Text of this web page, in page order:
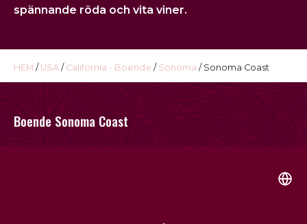
spännande röda och vita viner.
HEM / USA / California - Boende / Sonoma / Sonoma Coast
Boende Sonoma Coast